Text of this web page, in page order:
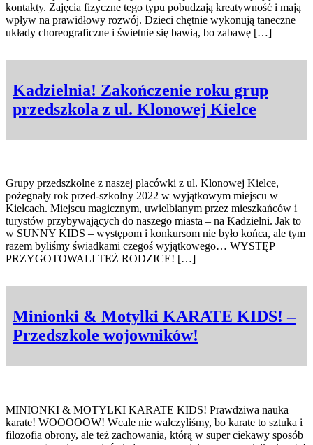
kontakty. Zajęcia fizyczne tego typu pobudzają kreatywność i mają
wpływ na prawidłowy rozwój. Dzieci chętnie wykonują taneczne
układy choreograficzne i świetnie się bawią, bo zabawę […]
Kadzielnia! Zakończenie roku grup
przedszkola z ul. Klonowej Kielce
Grupy przedszkolne z naszej placówki z ul. Klonowej Kielce,
pożegnały rok przed-szkolny 2022 w wyjątkowym miejscu w
Kielcach. Miejscu magicznym, uwielbianym przez mieszkańców i
turystów przybywających do naszego miasta – na Kadzielni. Jak to
w SUNNY KIDS – występom i konkursom nie było końca, ale tym
razem byliśmy świadkami czegoś wyjątkowego… WYSTĘP
PRZYGOTOWALI TEŻ RODZICE! […]
Minionki & Motylki KARATE KIDS! –
Przedszkole wojowników!
MINIONKI & MOTYLKI KARATE KIDS! Prawdziwa nauka
karate! WOOOOOW! Wcale nie walczyliśmy, bo karate to sztuka i
filozofia obrony, ale też zachowania, którą w super ciekawy sposób